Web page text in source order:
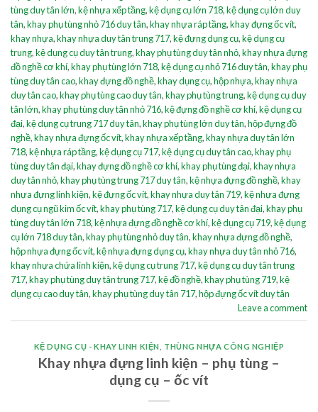
tùng duy tân lớn,kệ nhựa xếp tầng,kệ dụng cụ lớn 718,kệ dụng cụ lớn duy
tân,khay phụ tùng nhỏ 716 duy tân,khay nhựa ráp tầng,khay đựng ốc vít,
khay nhựa,khay nhựa duy tân trung 717,kệ đựng dụng cụ,kệ dụng cụ
trung,kệ dụng cụ duy tân trung,khay phụ tùng duy tân nhỏ,khay nhựa đựng
đồ nghề cơ khí,khay phụ tùng lớn 718,kệ dụng cụ nhỏ 716 duy tân,khay phụ
tùng duy tân cao,khay đựng đồ nghề,khay dụng cụ,hộp nhựa,khay nhựa
duy tân cao,khay phụ tùng cao duy tân,khay phụ tùng trung,kệ dụng cụ duy
tân lớn,khay phụ tùng duy tân nhỏ 716,kệ đựng đồ nghề cơ khí,kệ dụng cụ
đại,kệ dụng cụ trung 717 duy tân,khay phụ tùng lớn duy tân,hộp đựng đồ
nghề,khay nhựa đựng ốc vít,khay nhựa xếp tầng,khay nhựa duy tân lớn
718,kệ nhựa ráp tầng,kệ dụng cụ 717,kệ dụng cụ duy tân cao,khay phụ
tùng duy tân đại,khay đựng đồ nghề cơ khí,khay phụ tùng đại,khay nhựa
duy tân nhỏ,khay phụ tùng trung 717 duy tân,kệ nhựa đựng đồ nghề,khay
nhựa đựng linh kiện,kệ đựng ốc vít,khay nhựa duy tân 719,kệ nhựa đựng
dụng cụ ngũ kim ốc vít,khay phụ tùng 717,kệ dụng cụ duy tân đại,khay phụ
tùng duy tân lớn 718,kệ nhựa đựng đồ nghề cơ khí,kệ dụng cụ 719,kệ dụng
cụ lớn 718 duy tân,khay phụ tùng nhỏ duy tân,khay nhựa đựng đồ nghề,
hộp nhựa đựng ốc vít,kệ nhựa đựng dụng cụ,khay nhựa duy tân nhỏ 716,
khay nhựa chứa linh kiện,kệ dụng cụ trung 717,kệ dụng cụ duy tân trung
717,khay phụ tùng duy tân trung 717,kệ đồ nghề,khay phụ tùng 719,kệ
dụng cụ cao duy tân,khay phụ tùng duy tân 717,hộp đựng ốc vít duy tân
Leave a comment
KỆ DỤNG CỤ - KHAY LINH KIỆN THÙNG NHỰA CÔNG NGHIỆP
Khay nhựa đựng linh kiện – phụ tùng –
dụng cụ – ốc vít